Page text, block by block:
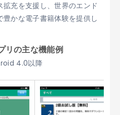
充を支援し、世界のエンド
かな電子書籍体験を提供し
リの主な機能例
4.0以降